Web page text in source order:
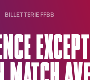
BILLETTERIE FFBB